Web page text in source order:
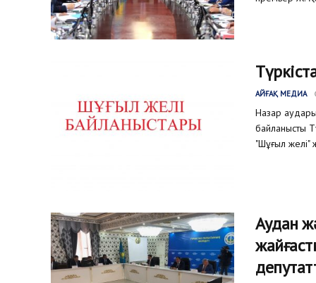
АЙҒАҚ МЕДИА
Назар
байланысты
"Шұғыл желі"
Аудан